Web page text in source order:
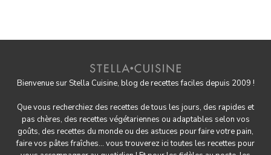
Bienvenue sur Stella Cuisine, blog de recettes faciles depuis 2009 !
Que vous recherchiez des recettes de tous les jours, des rapides et
pas chères, des recettes végétariennes ou adaptables selon vos
goûts, des recettes du monde ou des astuces pourfaire votre pain,
fairevos pâtes fraîches... vous trouverez ici toutes les recettes pour